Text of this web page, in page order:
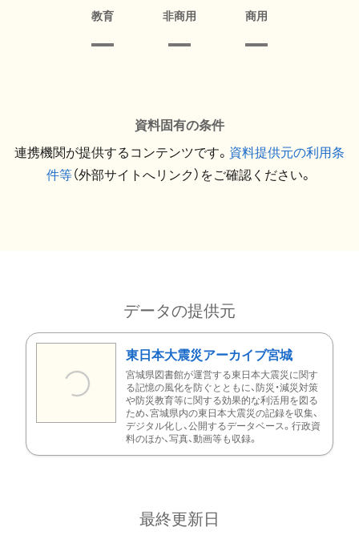
教育 非商用 商用
資料固有の条件
連携機関が提供するコンテンツです。 資料提供元の利用条
件等（外部サイトへリンク）をご確認ください。
データの提供元
東日本大震災アーカイブ宮城
宮城県図書館が運営する東日本大震災に関す
る記憶の風化を防ぐとともに、防災・減災対策
や防災教育等に関する効果的な利活用を図る
ため、宮城県内の東日本大震災の記録を収集、
デジタル化し、公開するデータベース。行政資
料のほか、写真、動画等も収録。
最終更新日